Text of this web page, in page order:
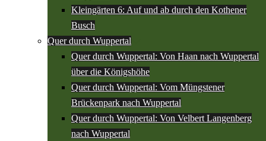
Kleingärten 6: Auf und ab durch den Kothener
Busch
Quer durch Wuppertal
Quer durch Wuppertal: Von Haan nach Wuppertal
über die Königshöhe
Quer durch Wuppertal: Vom Müngstener
Brückenpark nach Wuppertal
Quer durch Wuppertal: Von Velbert Langenberg
nach Wuppertal